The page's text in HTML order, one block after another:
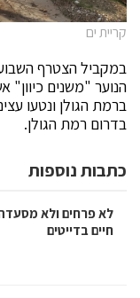
קריית ים
במקביל הצטרף
הנוער "משנים
ברמת הגולן ונטעו
בדרום רמת הגולן.
כתבות נוספות
לא פרחים ולא
חיים בדייטים